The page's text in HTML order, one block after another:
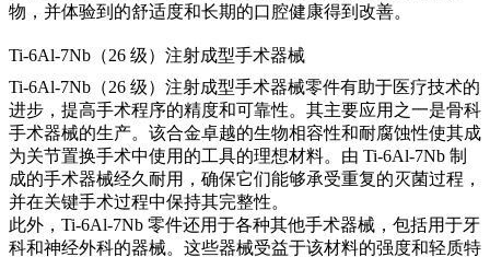
物，并体验到的舒适度和长期的口腔健康得到改善。
Ti-6Al-7Nb（26 级）注射成型手术器械
Ti-6Al-7Nb（26 级）注射成型手术器械零件有助于医疗技术的
进步，提高手术程序的精度和可靠性。其主要应用之一是骨科
手术器械的生产。该合金卓越的生物相容性和耐腐蚀性使其成
为关节置换手术中使用的工具的理想材料。由 Ti-6Al-7Nb 制
成的手术器械经久耐用，确保它们能够承受重复的灭菌过程，
并在关键手术过程中保持其完整性。
此外，Ti-6Al-7Nb 零件还用于各种其他手术器械，包括用于牙
科和神经外科的器械。这些器械受益于该材料的强度和轻质特